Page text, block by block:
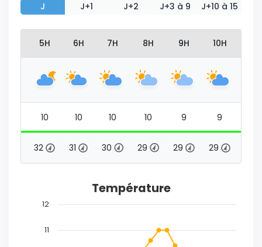
J J+1 J+2 J+3 à 9 J+10 à 15
5H 6H 7H 8H 9H 10H
10 10 10 10 9 9
32 31 30 29 29 29
Température
11
12